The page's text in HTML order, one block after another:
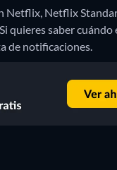
Netflix, Netflix
quieres saber cuándo
de notificaciones.